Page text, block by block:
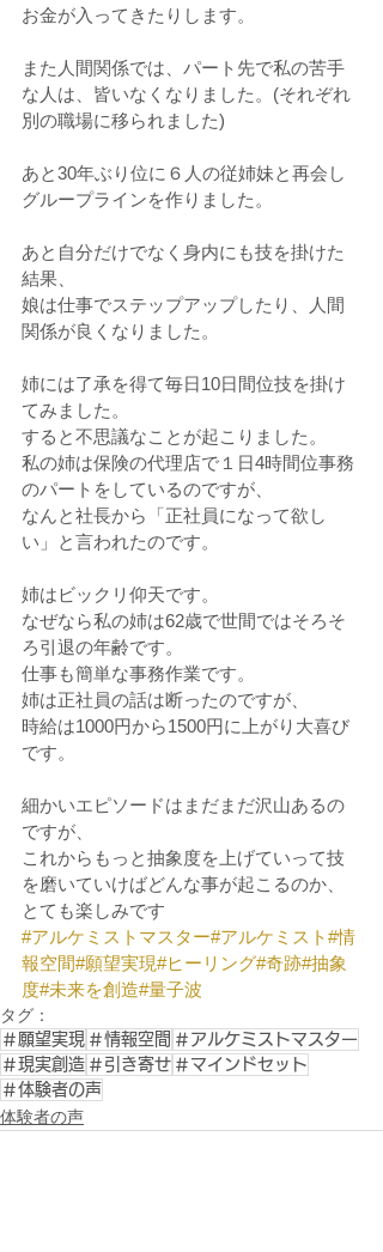
お金が入ってきたりします。
また人間関係では、パート先で私の苦手
な人は、皆いなくなりました。(それぞれ
別の職場に移られました)
あと30年ぶり位に６人の従姉妹と再会し
グループラインを作りました。
あと自分だけでなく身内にも技を掛けた
結果、
娘は仕事でステップアップしたり、人間
関係が良くなりました。
姉には了承を得て毎日10日間位技を掛け
てみました。
すると不思議なことが起こりました。
私の姉は保険の代理店で１日4時間位事務
のパートをしているのですが、
なんと社長から「正社員になって欲し
い」と言われたのです。
姉はビックリ仰天です。
なぜなら私の姉は62歳で世間ではそろそ
ろ引退の年齢です。
仕事も簡単な事務作業です。
姉は正社員の話は断ったのですが、
時給は1000円から1500円に上がり大喜び
です。
細かいエピソードはまだまだ沢山あるの
ですが、
これからもっと抽象度を上げていって技
を磨いていけばどんな事が起こるのか、
とても楽しみです
#アルケミストマスター#アルケミスト#情
報空間#願望実現#ヒーリング#奇跡#抽象
度#未来を創造#量子波
タグ：
＃願望実現 ＃情報空間 ＃アルケミストマスター
＃現実創造 ＃引き寄せ ＃マインドセット
＃体験者の声
体験者の声